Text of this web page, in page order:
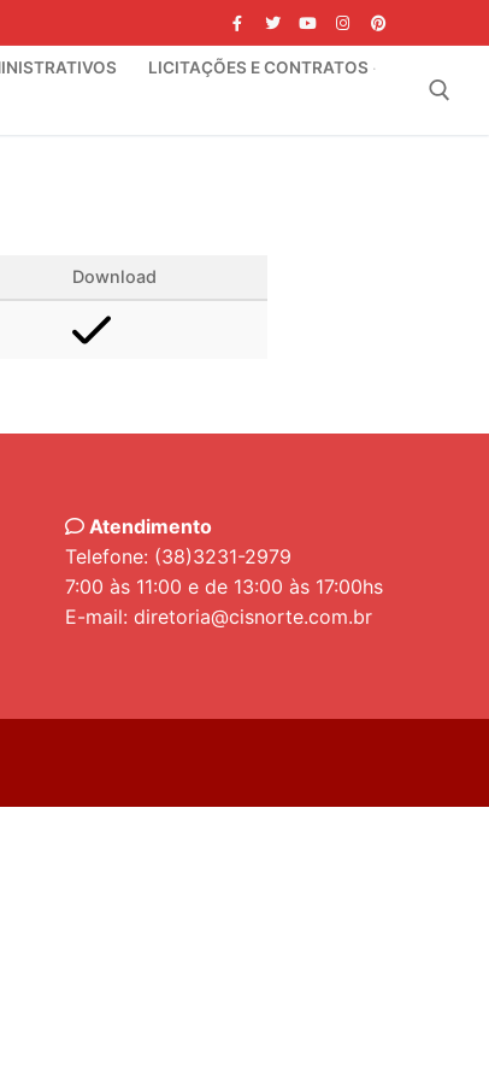
LICITAÇÕES E CONTRATOS
Download
Atendimento
Telefone: (38)3231-2979
7:00 às 11:00 e de 13:00 às 17:00hs
E-mail: diretoria@cisnorte.com.br